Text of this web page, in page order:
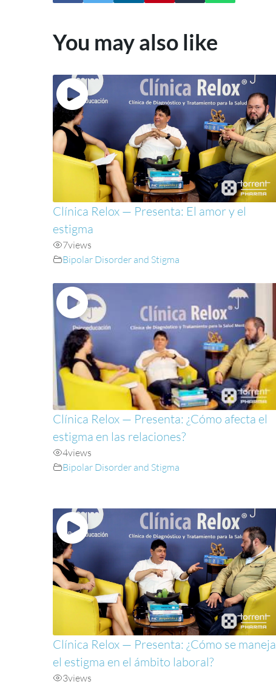
You may also like
Clínica Relox — Presenta: El amor y el
estigma
7views
Bipolar Disorder and Stigma
Clínica Relox — Presenta: ¿Cómo afecta el
estigma en las relaciones?
4views
Bipolar Disorder and Stigma
Clínica Relox — Presenta: ¿Cómo se maneja
el estigma en el ámbito laboral?
3views